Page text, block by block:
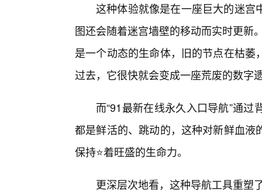
这种体验就像是在一座巨大的迷宫
图还会随着迷宫墙壁的移动而实时更新
是一个动态的生命体，旧的节点在枯
过去，它很快就会变成一座荒废的数字
而“91最新在线永久入口导航”通
都是鲜活的、跳动的，这种对新鲜血
保持⭐着旺盛的生命力。
更深层次地看，这种导航工具重塑